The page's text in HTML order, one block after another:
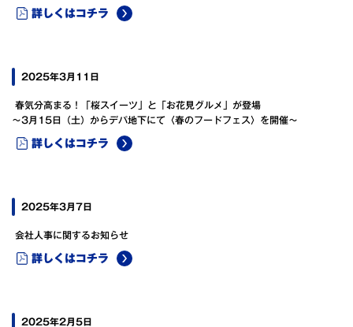
詳しくはコチラ
2025年3月11日
春気分高まる！「桜スイーツ」と「お花見グルメ」が登場
～3月15日（土）からデパ地下にて〈春のフードフェス〉を開催～
詳しくはコチラ
2025年3月7日
会社人事に関するお知らせ
詳しくはコチラ
2025年2月5日